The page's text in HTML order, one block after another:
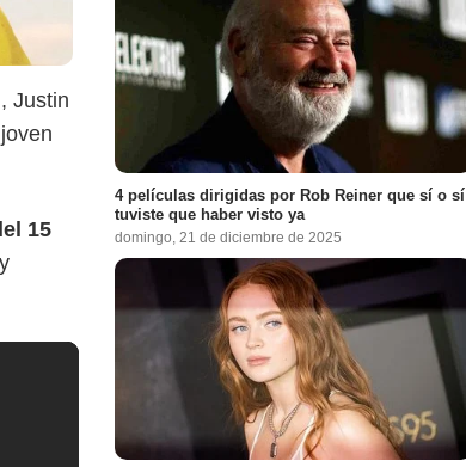
Justin
15
4 películas dirigidas por Rob Reiner que sí o sí
tuviste que haber visto ya
domingo, 21 de diciembre de 2025